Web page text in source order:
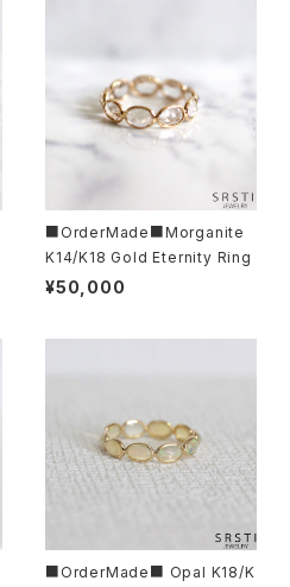
■OrderMade■Morganite
K14/K18 Gold Eternity Ring
¥50,000
■OrderMade■ Opal K18/K